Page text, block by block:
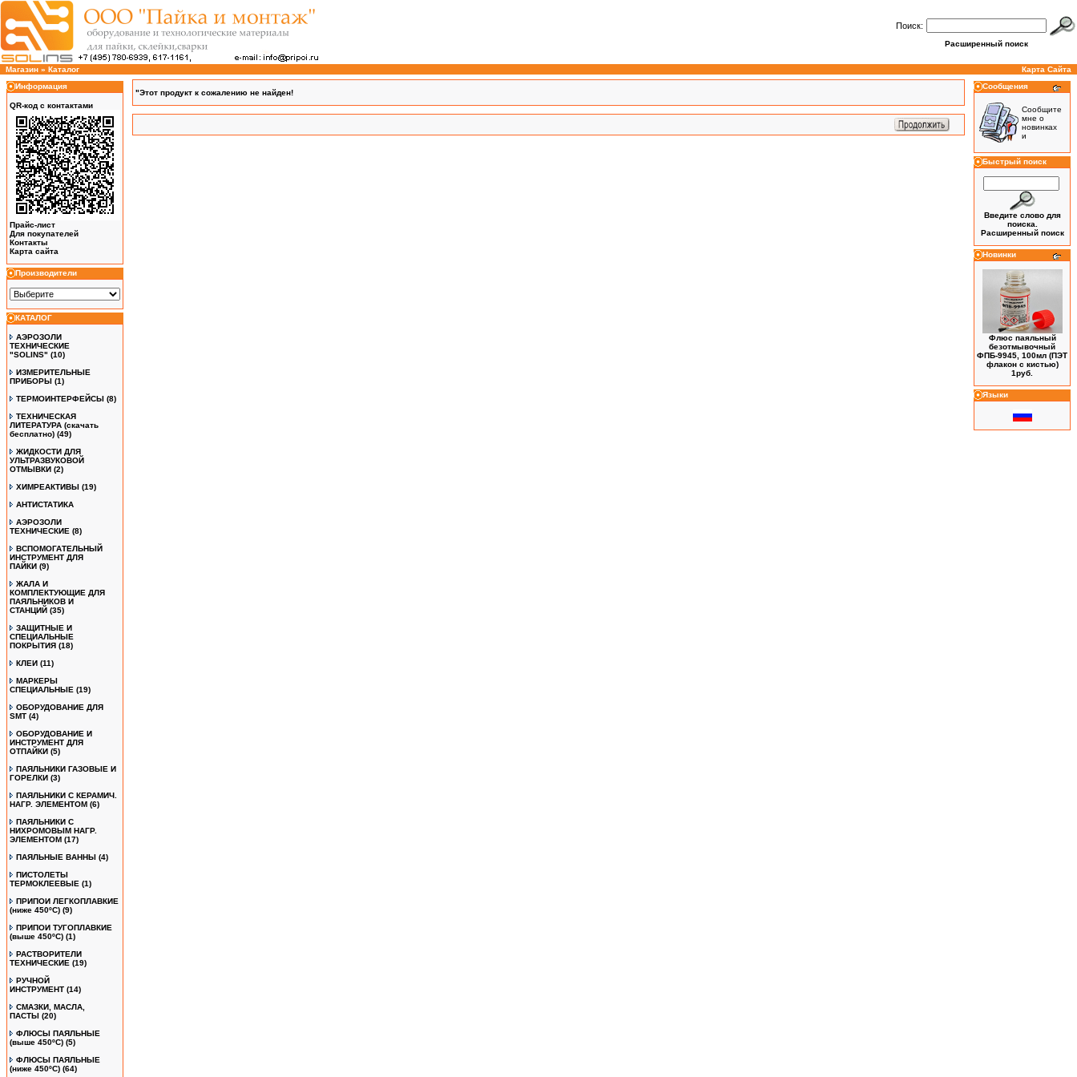
Поиск:
Расширенный поиск
Магазин » Каталог
Карта Сайта
Информация
QR-код с контактами
Прайс-лист
Для покупателей
Контакты
Карта сайта
Производители
КАТАЛОГ
АЭРОЗОЛИ
ТЕХНИЧЕСКИЕ
"SOLINS" (10)
ИЗМЕРИТЕЛЬНЫЕ
ПРИБОРЫ (1)
ТЕРМОИНТЕРФЕЙСЫ (8)
ТЕХНИЧЕСКАЯ
ЛИТЕРАТУРА (скачать
бесплатно) (49)
ЖИДКОСТИ ДЛЯ
УЛЬТРАЗВУКОВОЙ
ОТМЫВКИ (2)
ХИМРЕАКТИВЫ (19)
АНТИСТАТИКА
АЭРОЗОЛИ
ТЕХНИЧЕСКИЕ (8)
ВСПОМОГАТЕЛЬНЫЙ
ИНСТРУМЕНТ ДЛЯ
ПАЙКИ (9)
ЖАЛА И
КОМПЛЕКТУЮЩИЕ ДЛЯ
ПАЯЛЬНИКОВ И
СТАНЦИЙ (35)
ЗАЩИТНЫЕ И
СПЕЦИАЛЬНЫЕ
ПОКРЫТИЯ (18)
КЛЕИ (11)
МАРКЕРЫ
СПЕЦИАЛЬНЫЕ (19)
ОБОРУДОВАНИЕ ДЛЯ
SMT (4)
ОБОРУДОВАНИЕ И
ИНСТРУМЕНТ ДЛЯ
ОТПАЙКИ (5)
ПАЯЛЬНИКИ ГАЗОВЫЕ И
ГОРЕЛКИ (3)
ПАЯЛЬНИКИ С КЕРАМИЧ.
НАГР. ЭЛЕМЕНТОМ (6)
ПАЯЛЬНИКИ С
НИХРОМОВЫМ НАГР.
ЭЛЕМЕНТОМ (17)
ПАЯЛЬНЫЕ ВАННЫ (4)
ПИСТОЛЕТЫ
ТЕРМОКЛЕЕВЫЕ (1)
ПРИПОИ ЛЕГКОПЛАВКИЕ
(ниже 450ºС) (9)
ПРИПОИ ТУГОПЛАВКИЕ
(выше 450ºС) (1)
РАСТВОРИТЕЛИ
ТЕХНИЧЕСКИЕ (19)
РУЧНОЙ
ИНСТРУМЕНТ (14)
СМАЗКИ, МАСЛА,
ПАСТЫ (20)
ФЛЮСЫ ПАЯЛЬНЫЕ
(выше 450ºC) (5)
ФЛЮСЫ ПАЯЛЬНЫЕ
(ниже 450ºC) (64)
"Этот продукт к сожалению не найден!
Сообщения
Сообщите
мне о
новинках
и
Быстрый поиск
Введите слово для
поиска.
Расширенный поиск
Новинки
Флюс паяльный
безотмывочный
ФПБ-9945, 100мл (ПЭТ
флакон с кистью)
1руб.
Языки